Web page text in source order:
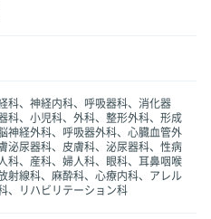
科、神経内科、呼吸器科、消化器
科、小児科、外科、整形外科、形成
神経外科、呼吸器外科、心臓血管外
泌尿器科、皮膚科、泌尿器科、性病
科、産科、婦人科、眼科、耳鼻咽喉
射線科、麻酔科、心療内科、アレル
、リハビリテーション科